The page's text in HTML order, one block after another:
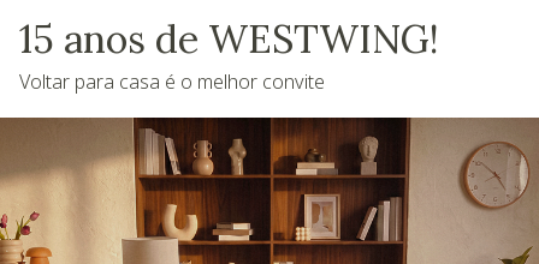
15 anos de WESTWING!
Voltar para casa é o melhor convite